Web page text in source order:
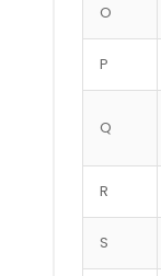
O
P
Q
R
S